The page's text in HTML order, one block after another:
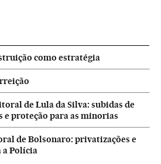
como estratégia
de Lula da Silva: subidas de
e proteção para as minorias
de Bolsonaro: privatizações e
Polícia